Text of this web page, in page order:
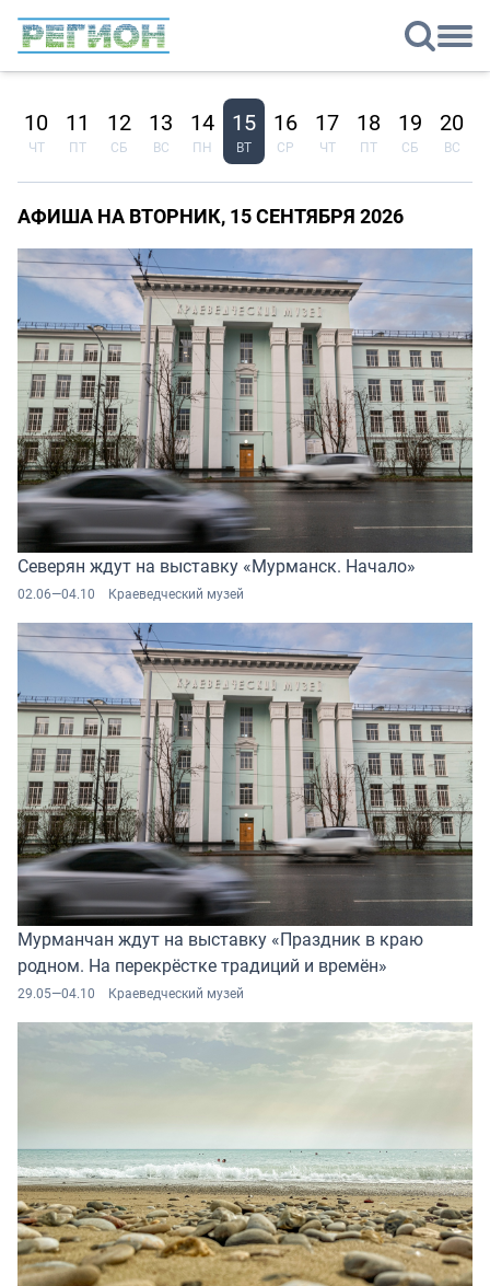
10
ЧТ
11
ПТ
12
СБ
13
ВС
14
ПН
15
ВТ
16
СР
17
ЧТ
18
ПТ
19
СБ
20
ВС
АФИША НА ВТОРНИК, 15 СЕНТЯБРЯ 2026
Северян ждут на выставку «Мурманск. Начало»
02.06—04.10 Краеведческий музей
Мурманчан ждут на выставку «Праздник в краю
родном. На перекрёстке традиций и времён»
29.05—04.10 Краеведческий музей